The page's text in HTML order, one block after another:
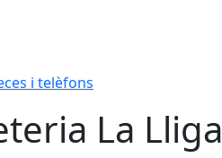
i telèfons
La Lliga